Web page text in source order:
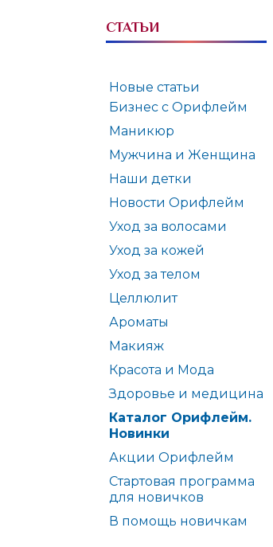
СТАТЬИ
Новые статьи
Бизнес с Орифлейм
Маникюр
Мужчина и Женщина
Наши детки
Новости Орифлейм
Уход за волосами
Уход за кожей
Уход за телом
Целлюлит
Ароматы
Макияж
Красота и Мода
Здоровье и медицина
Каталог Орифлейм.
Новинки
Акции Орифлейм
Стартовая программа
для новичков
В помощь новичкам